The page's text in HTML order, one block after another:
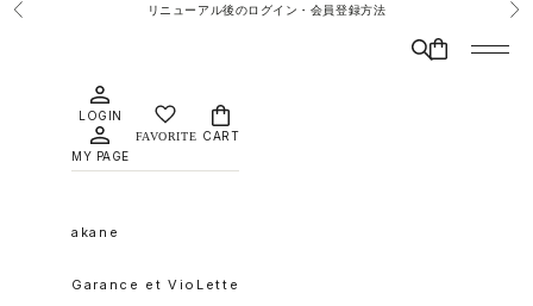
コンテンツへスキップ
前へ リニューアル後のログイン・会員登録方法 次
メニュ
検索CART
LOGIN
MY PAGE
CART
akane
Garance et VioLette